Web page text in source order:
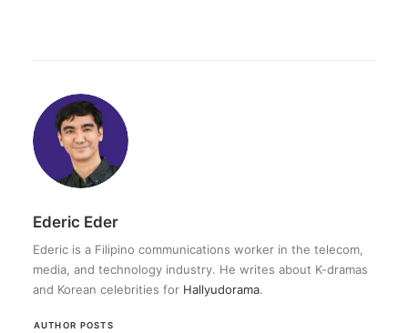
Ederic Eder
Ederic is a Filipino communications worker in the telecom,
media, and technology industry. He writes about K-dramas
and Korean celebrities for Hallyudorama.
AUTHOR POSTS